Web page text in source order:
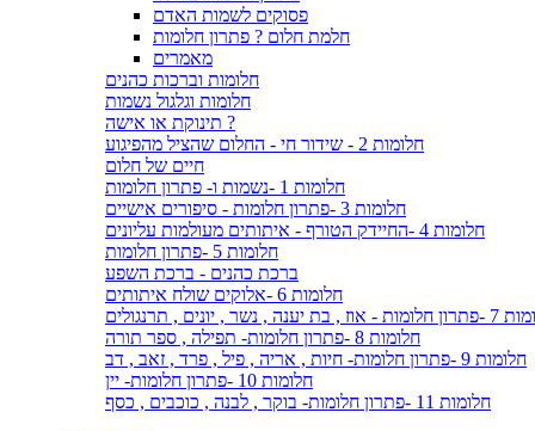
פסוקים לשמות האדם
חלמת חלום ? פתרון חלומות
מאמרים
חלומות וברכות כהנים
חלומות וגלגול נשמות
תינוקת או אישה ?
חלומות 2 - שידור חי - החלום שהציל מהפיגוע
חיים של חלום
חלומות 1 -נשמות ו- פתרון חלומות
חלומות 3 -פתרון חלומות - סיפורים אישיים
חלומות 4 -החיידק הטורף - איתותים מעולמות עליונים
חלומות 5 -פתרון חלומות
ברכת כהנים - ברכת השפע
חלומות 6 -אלוקים שולח איתותים
, בת יענה , נשר , יונים , תרנגולים
חלומות 8 -פתרון חלומות- תפילה , ספר תורה
חלומות 9 -פתרון חלומות- חיות , אריה , פיל , פרד , זאב , דב
חלומות 10 -פתרון חלומות- יין
חלומות 11 -פתרון חלומות- בוקר , לבנה , כוכבים , כסף